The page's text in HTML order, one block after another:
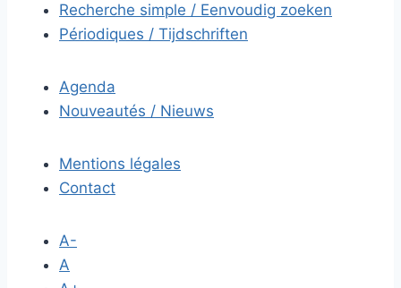
Recherche simple / Eenvoudig zoeken
Périodiques / Tijdschriften
Agenda
Nouveautés / Nieuws
Mentions légales
Contact
A-
A